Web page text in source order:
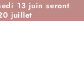
13 juin seront
juillet